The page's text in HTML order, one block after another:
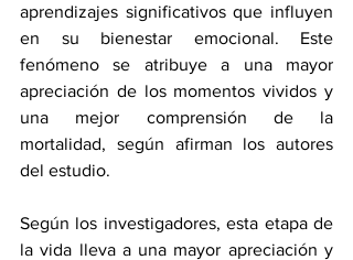
aprendizajes significativos que influyen
en su bienestar emocional. Este
fenómeno se atribuye a una mayor
apreciación de los momentos vividos y
una mejor comprensión de la
mortalidad, según afirman los autores
del estudio.
Según los investigadores, esta etapa de
la vida lleva a una mayor apreciación y